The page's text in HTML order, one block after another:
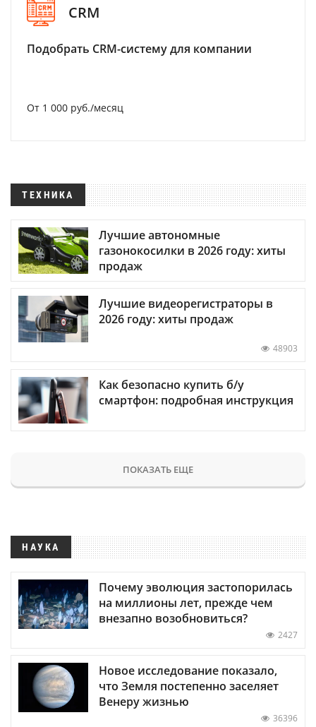
CRM
Подобрать CRM-систему для компании
От 1 000 руб./месяц
ТЕХНИКА
Лучшие автономные
газонокосилки в 2026 году: хиты
продаж
Лучшие видеорегистраторы в
2026 году: хиты продаж
48903
Как безопасно купить б/у
смартфон: подробная инструкция
ПОКАЗАТЬ ЕЩЕ
НАУКА
Почему эволюция застопорилась
на миллионы лет, прежде чем
внезапно возобновиться?
2427
Новое исследование показало,
что Земля постепенно заселяет
Венеру жизнью
36396